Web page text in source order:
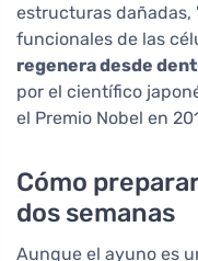
estructuras dañadas,
funcionales de las
regenera desde
por el científico
el Premio Nobel en
Cómo
dos semanas
Aunque el ayuno es